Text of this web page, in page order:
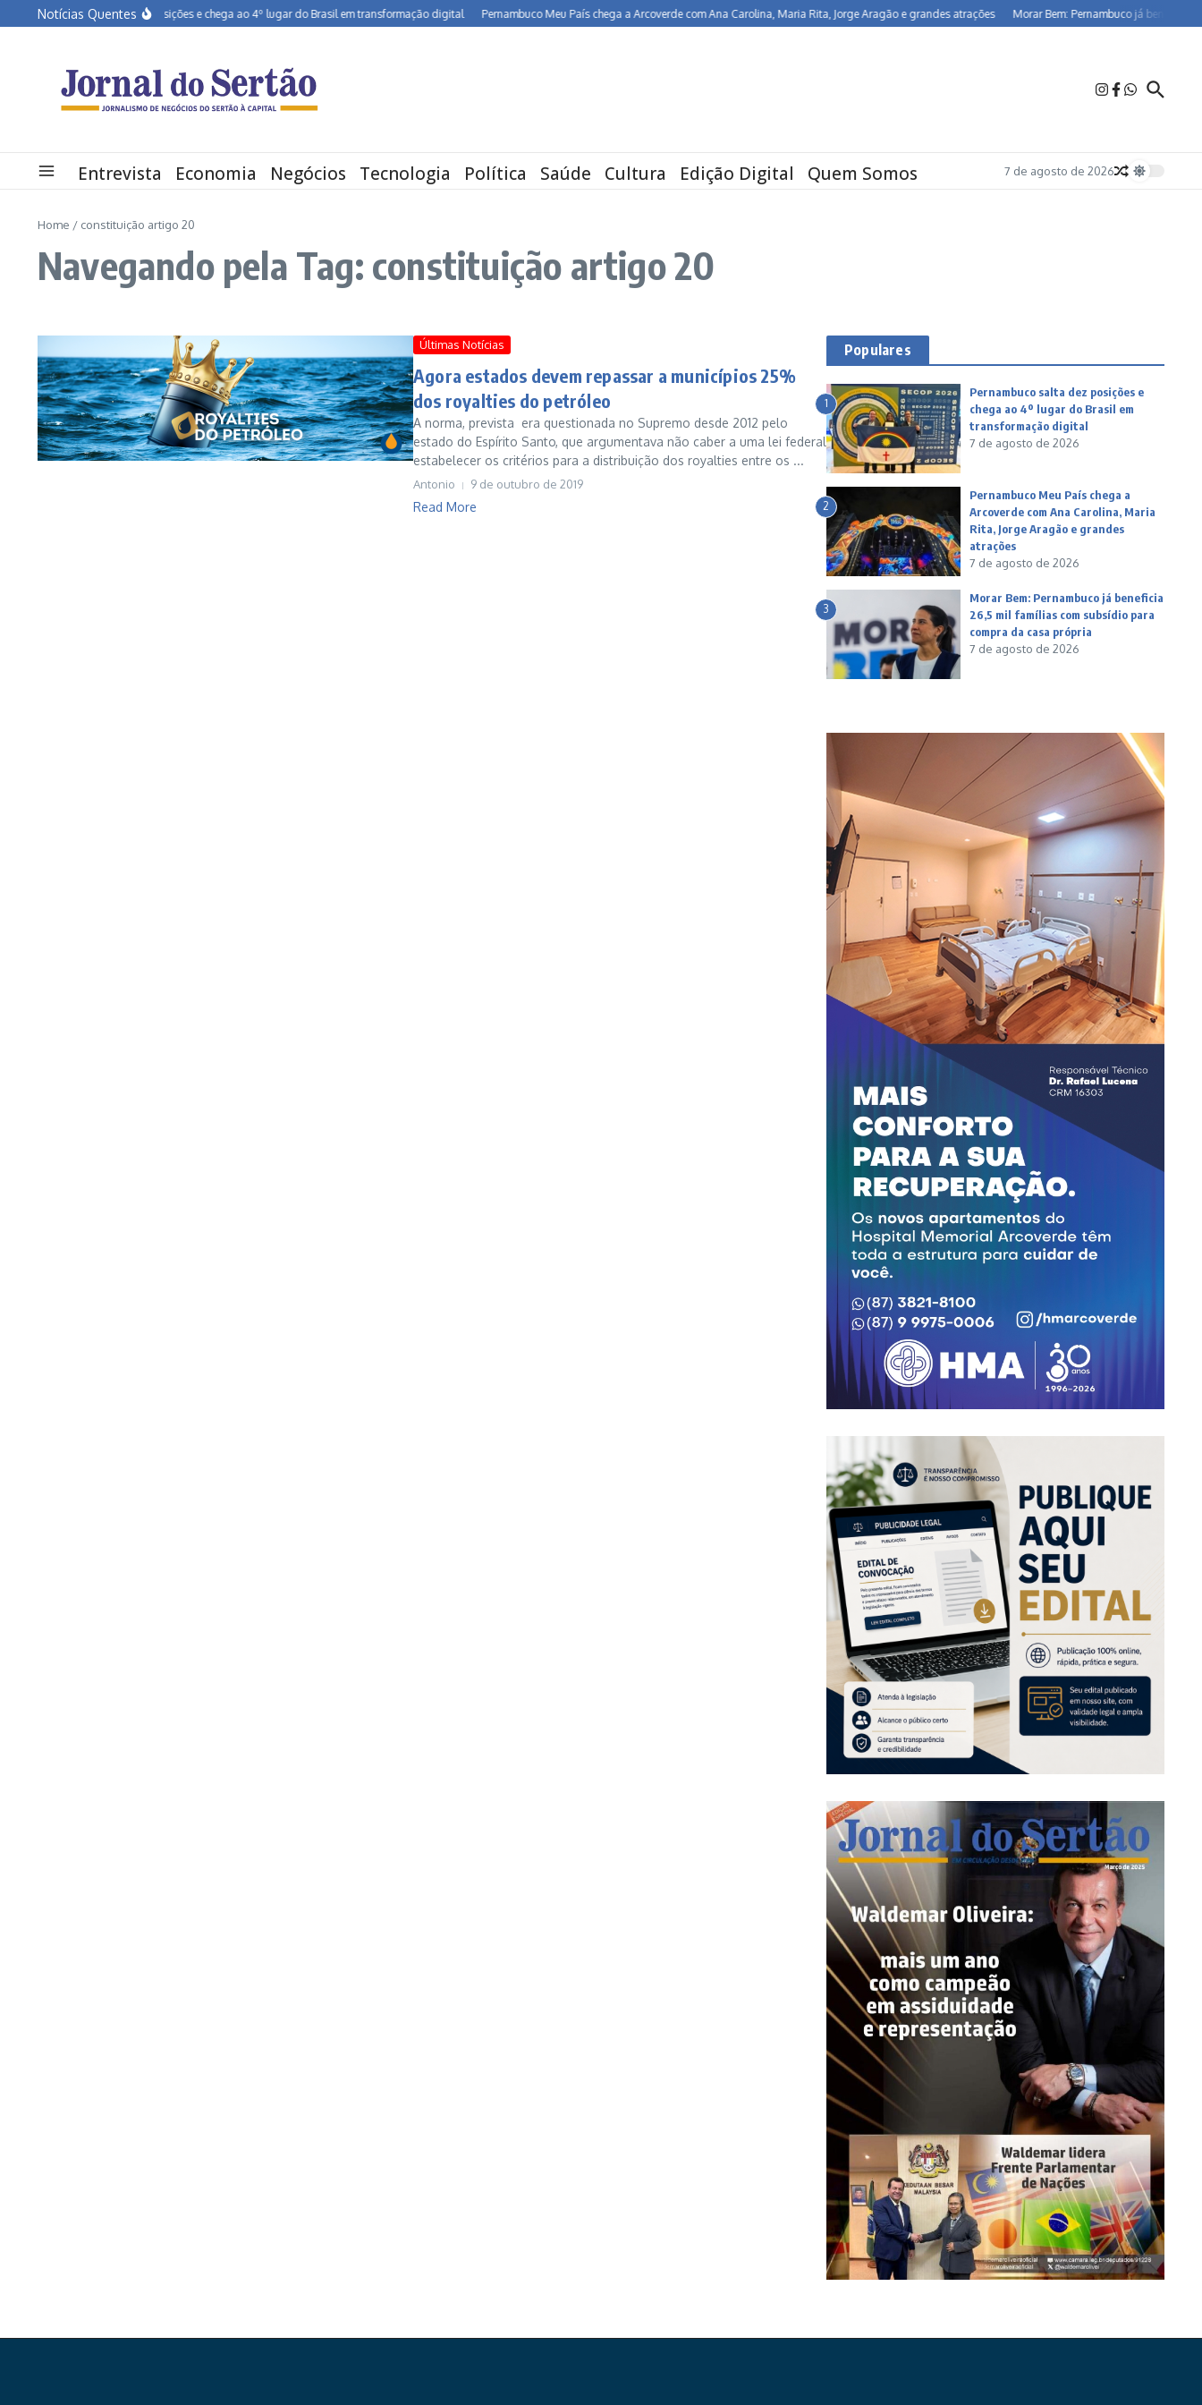
Ir para o conteúdo
Notícias Quentes
Pernambuco salta dez posições e chega ao 4º lugar do Brasil em transformação digital Pernambuco Meu País chega a Arcoverde com Ana Carolina, Maria Rita, Jorge Aragão e grandes atrações Morar Bem: Pernambuco já beneficia 26,5
Entrevista Economia Negócios Tecnologia Política Saúde Cultura Edição Digital Quem Somos 7 de agosto de 2026
Home / constituição artigo 20
Navegando pela Tag: constituição artigo 20
Últimas Notícias
Agora estados devem repassar a municípios 25%
dos royalties do petróleo
A norma, prevista era questionada no Supremo desde 2012 pelo
estado do Espírito Santo, que argumentava não caber a uma lei federal
estabelecer os critérios para a distribuição dos royalties entre os ...
Antonio 9 de outubro de 2019
Read More
Populares
1
Pernambuco salta dez posições e
chega ao 4º lugar do Brasil em
transformação digital
7 de agosto de 2026
2
Pernambuco Meu País chega a
Arcoverde com Ana Carolina, Maria
Rita, Jorge Aragão e grandes
atrações
7 de agosto de 2026
3
Morar Bem: Pernambuco já beneficia
26,5 mil famílias com subsídio para
compra da casa própria
7 de agosto de 2026